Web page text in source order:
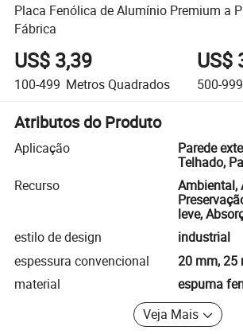
Placa Fenólica de Alumínio Premium a
Fábrica
US$ 3,39
100-499 Metros Quadrados
US$
500-999
Atributos do Produto
Aplicação
Parede
Telhado,
Recurso
Ambiental,
leve,
estilo de design
industrial
espessura convencional
20 mm, 25
material
espuma
Veja Mais